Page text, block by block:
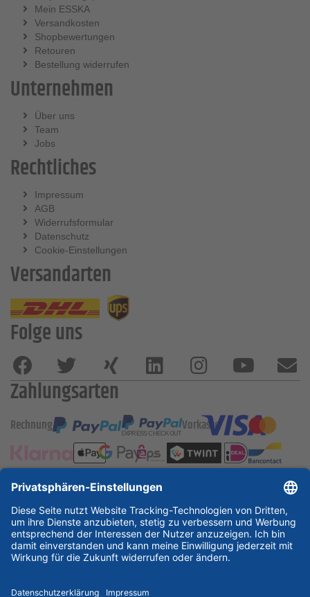
Mein ESSKA
Versandkosten
Shopbewertungen
Retouren
Bestellung widerrufen
Unternehmen
Über uns
Team
Jobs
Rechtliches
Impressum
AGB
Widerrufsformular
Datenschutz
Cookie-Einstellungen
Versandarten
Folge uns
Zahlungsarten
Rechnung Vorkasse
ESSKA International
new
new new